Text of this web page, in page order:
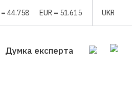
= 44.758 EUR = 51.615 UKR
Думка експерта